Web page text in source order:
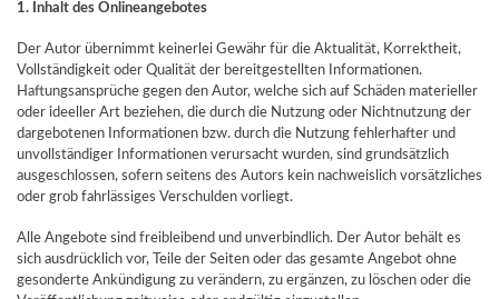
1. Inhalt des Onlineangebotes
Der Autor übernimmt keinerlei Gewähr für die Aktualität, Korrektheit,
Vollständigkeit oder Qualität der bereitgestellten Informationen.
Haftungsansprüche gegen den Autor, welche sich auf Schäden materieller
oder ideeller Art beziehen, die durch die Nutzung oder Nichtnutzung der
dargebotenen Informationen bzw. durch die Nutzung fehlerhafter und
unvollständiger Informationen verursacht wurden, sind grundsätzlich
ausgeschlossen, sofern seitens des Autors kein nachweislich vorsätzliches
oder grob fahrlässiges Verschulden vorliegt.
Alle Angebote sind freibleibend und unverbindlich. Der Autor behält es
sich ausdrücklich vor, Teile der Seiten oder das gesamte Angebot ohne
gesonderte Ankündigung zu verändern, zu ergänzen, zu löschen oder die